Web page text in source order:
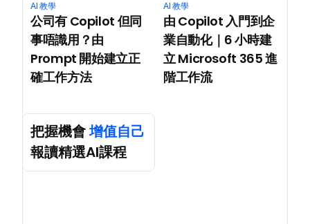
AI 教學
公司有 Copilot 但同
事唔識用？由
Prompt 開始建立正
確工作方法
AI 教學
由 Copilot 入門到企
業自動化｜6 小時建
立 Microsoft 365 進
階工作流
把握機會 增值自己
報讀精選AI課程